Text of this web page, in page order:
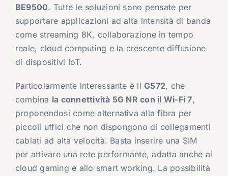
BE9500. Tutte le soluzioni sono pensate per
supportare applicazioni ad alta intensità di banda
come streaming 8K, collaborazione in tempo
reale, cloud computing e la crescente diffusione
di dispositivi IoT.
Particolarmente interessante è ilG572, che
combina la connettività 5G NR con il Wi-Fi 7,
proponendosi come alternativa alla fibra per
piccoli uffici che non dispongono di collegamenti
cablati ad alta velocità. Basta inserire una SIM
per attivare una rete performante, adatta anche al
cloud gaming e allo smart working. La possibilità